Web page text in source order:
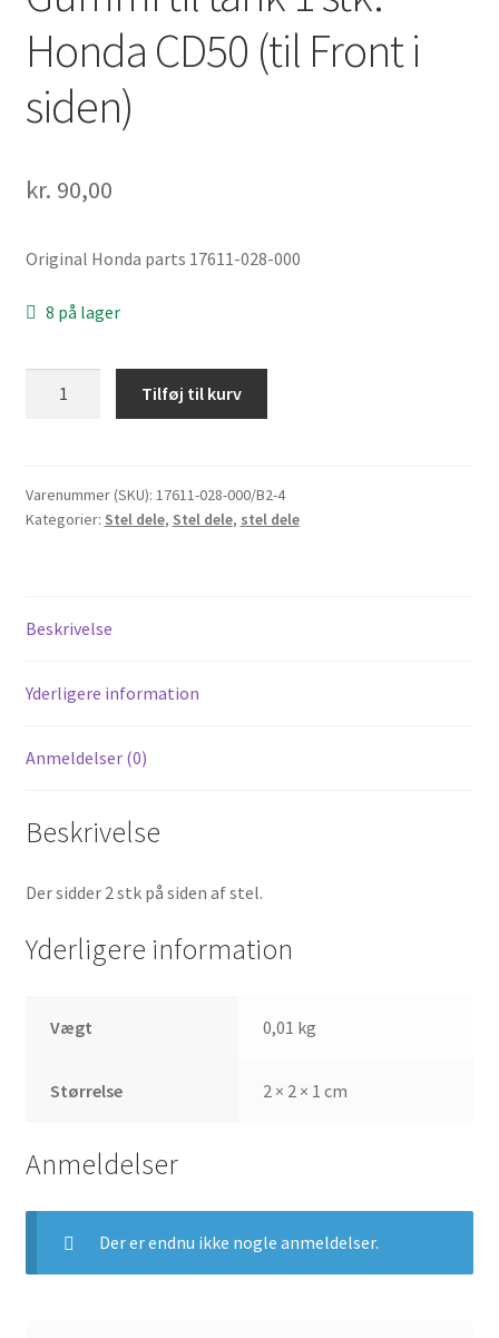
Honda CD50 (til Front i
siden)
kr. 90,00
Original Honda parts 17611-028-000
8 på lager
stk.
Honda
i
antal
Tilføj til kurv
Varenummer (SKU): 17611-028-000/B2-4
Kategorier: Stel dele, Stel dele, stel dele
Beskrivelse
Yderligere information
Anmeldelser (0)
Beskrivelse
Der sidder 2 stk på siden af stel.
Yderligere information
Vægt 0,01 kg
Størrelse 2 × 2 × 1 cm
Anmeldelser
Der er endnu ikke nogle anmeldelser.